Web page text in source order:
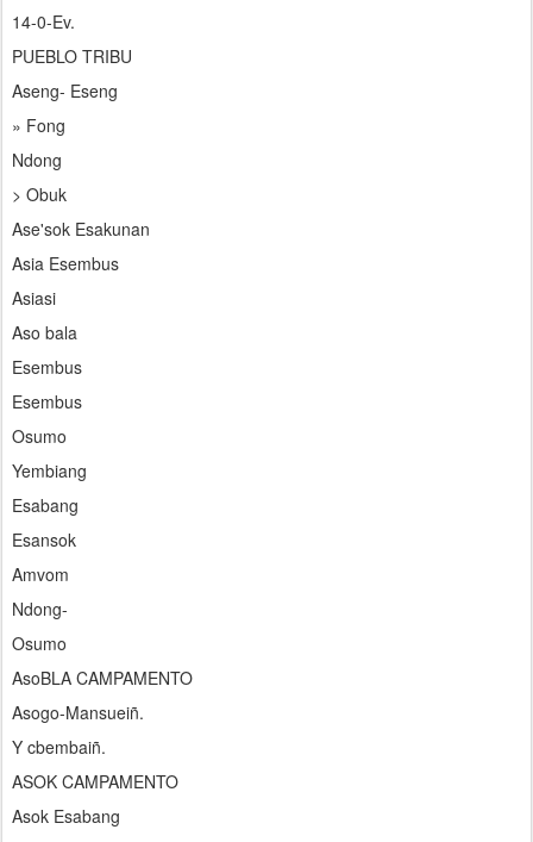
14-0-Ev.
PUEBLO TRIBU
Aseng- Eseng
» Fong
Ndong
> Obuk
Ase'sok Esakunan
Asia Esembus
Asiasi
Aso bala
Esembus
Esembus
Osumo
Yembiang
Esabang
Esansok
Amvom
Ndong-
Osumo
AsoBLA CAMPAMENTO
Asogo-Mansueiñ.
Y cbembaiñ.
ASOK CAMPAMENTO
Asok Esabang